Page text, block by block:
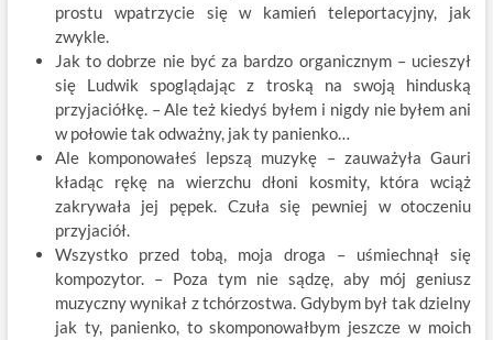
prostu wpatrzycie się w kamień teleportacyjny, jak
zwykle.
Jak to dobrze nie być za bardzo organicznym – ucieszył
się Ludwik spoglądając z troską na swoją hinduską
przyjaciółkę. – Ale też kiedyś byłem i nigdy nie byłem ani
w połowie tak odważny, jak ty panienko…
Ale komponowałeś lepszą muzykę – zauważyła Gauri
kładąc rękę na wierzchu dłoni kosmity, która wciąż
zakrywała jej pępek. Czuła się pewniej w otoczeniu
przyjaciół.
Wszystko przed tobą, moja droga – uśmiechnął się
kompozytor. – Poza tym nie sądzę, aby mój geniusz
muzyczny wynikał z tchórzostwa. Gdybym był tak dzielny
jak ty, panienko, to skomponowałbym jeszcze w moich